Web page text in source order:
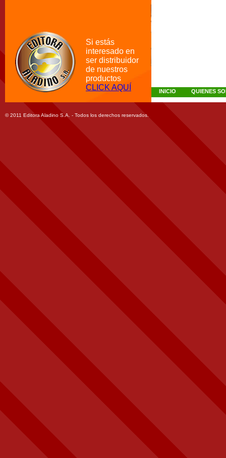
Si estás
interesado en
ser distribuidor
de nuestros
productos
CLICK AQUÍ
INICIO QUIENES
© 2011 Editora Aladino S.A. - Todos los derechos reservados.